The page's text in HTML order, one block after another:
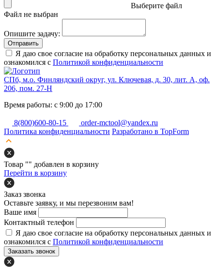
Выберите файл
Файл не выбран
Опишите задачу:
Отправить
Я даю свое согласие на обработку персональных данных и
ознакомился с Политикой конфиденциальности
СПб, м.о. Финляндский округ, ул. Ключевая, д. 30, лит. А, оф.
206, пом. 27-Н
Время работы: с 9:00 до 17:00
8(800)600-80-15
order-mctool@yandex.ru
Политика конфиденциальности Разработано в TopForm
Товар "" добавлен в корзину
Перейти в корзину
Заказ звонка
Оставьте заявку, и мы перезвоним вам!
Ваше имя
Контактный телефон
Я даю свое согласие на обработку персональных данных и
ознакомился с Политикой конфиденциальности
Заказать звонок